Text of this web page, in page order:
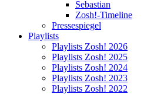
Sebastian
Zosh!-Timeline
Pressespiegel
Playlists
Playlists Zosh! 2026
Playlists Zosh! 2025
Playlists Zosh! 2024
Playlists Zosh! 2023
Playlists Zosh! 2022